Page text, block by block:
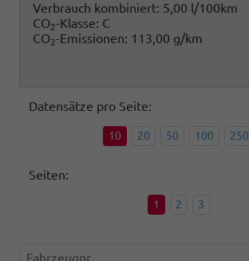
Verbrauch kombiniert: 5,00 l/100km
CO2-Klasse: C
CO2-Emissionen: 113,00 g/km
Datensätze pro Seite:
10 20 50 100 250
Seiten:
1 2 3
Fahrzeugnr.